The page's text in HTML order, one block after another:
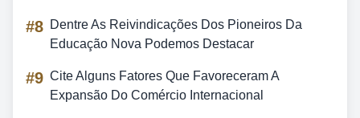
#8 Dentre As Reivindicações Dos Pioneiros Da
Educação Nova Podemos Destacar
#9 Cite Alguns Fatores Que Favoreceram A
Expansão Do Comércio Internacional